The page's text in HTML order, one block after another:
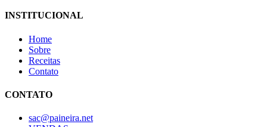
INSTITUCIONAL
Home
Sobre
Receitas
Contato
CONTATO
sac@paineira.net